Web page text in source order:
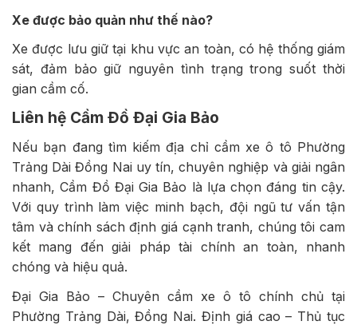
Xe được bảo quản như thế nào?
Xe được lưu giữ tại khu vực an toàn, có hệ thống giám
sát, đảm bảo giữ nguyên tình trạng trong suốt thời
gian cầm cố.
Liên hệ Cầm Đồ Đại Gia Bảo
Nếu bạn đang tìm kiếm địa chỉ cầm xe ô tô Phường
Trảng Dài Đồng Nai uy tín, chuyên nghiệp và giải ngân
nhanh, Cầm Đồ Đại Gia Bảo là lựa chọn đáng tin cậy.
Với quy trình làm việc minh bạch, đội ngũ tư vấn tận
tâm và chính sách định giá cạnh tranh, chúng tôi cam
kết mang đến giải pháp tài chính an toàn, nhanh
chóng và hiệu quả.
Đại Gia Bảo – Chuyên cầm xe ô tô chính chủ tại
Phường Trảng Dài, Đồng Nai. Định giá cao – Thủ tục